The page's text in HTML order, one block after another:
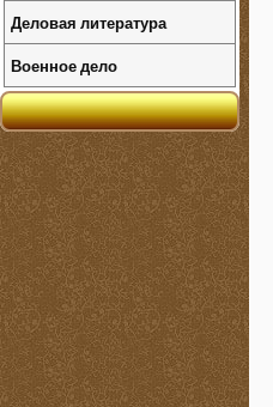
Деловая литература
Военное дело